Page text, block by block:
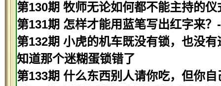
第130期 牧师无论如何都不能主持的
第131期 怎样才能用蓝笔写出红字来
第132期 小虎的机车既没有锁，也没
知道那个迷糊蛋锁错了
第133期 什么东西别人请你吃，但你